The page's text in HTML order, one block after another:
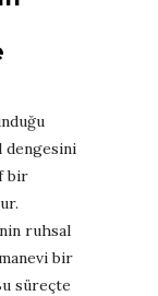
dengesini
bir
ruhsal
bir
süreçte